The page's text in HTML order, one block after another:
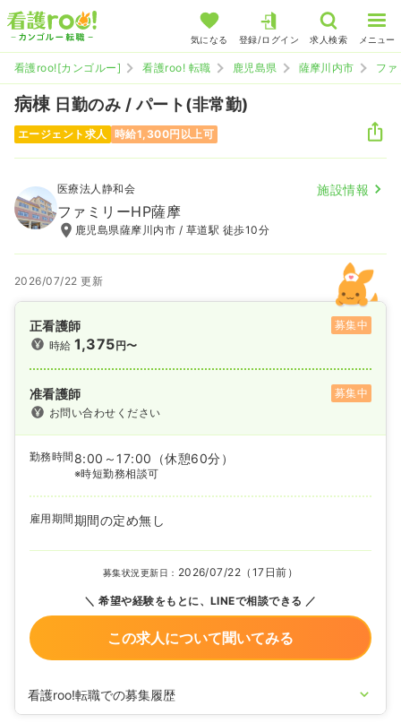
気になる 登録/ログイン 求人検索 メニュー
看護roo![カンゴルー] 看護roo! 転職 鹿児島県 薩摩川内市 フ
病棟 日勤のみ / パート(非常勤)
エージェント求人 時給1,300円以上可
医療法人静和会 施設情報
ファミリーHP薩摩
鹿児島県薩摩川内市 / 草道駅 徒歩10分
2026/07/22 更新
正看護師
募集中
時給1,375円〜
准看護師
募集中
お問い合わせください
勤務時間 8:00～17:00 （休憩60分）
※時短勤務相談可
雇用期間期間の定め無し
募集状況更新日： 2026/07/22（17日前）
希望や経験をもとに、LINEで相談できる
この求人について聞いてみる
看護roo!転職での募集履歴